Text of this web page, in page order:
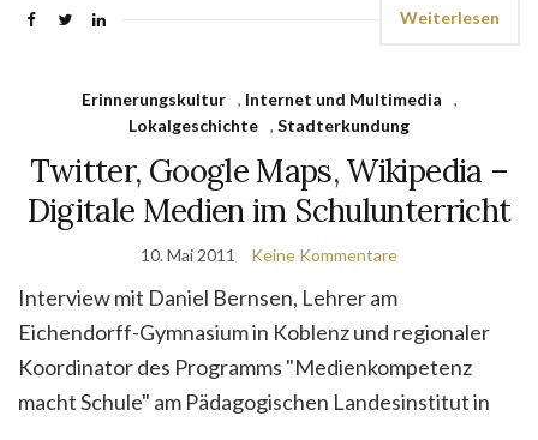
Weiterlesen
Erinnerungskultur , Internet und Multimedia
,
Lokalgeschichte , Stadterkundung
Twitter, Google Maps, Wikipedia –
Digitale Medien im Schulunterricht
10. Mai 2011 Keine Kommentare
Interview mit Daniel Bernsen, Lehrer am
Eichendorff-Gymnasium in Koblenz und regionaler
Koordinator des Programms "Medienkompetenz
macht Schule" am Pädagogischen Landesinstitut in